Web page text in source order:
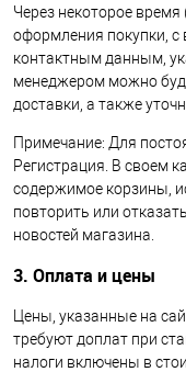
Через некоторое время
оформления покупки,
контактным данным,
менеджером можно
доставки, а также
Примечание: Для
Регистрация. В своем
содержимое корзины,
повторить или
новостей магазина.
3. Оплата и цены
Цены, указанные на
требуют доплат при
налоги включены в